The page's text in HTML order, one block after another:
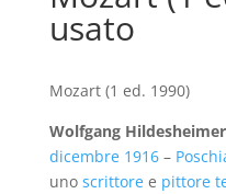
usato
Mozart (1 ed. 1990)
Wolfgang Hildesheimer
dicembre 1916–
uno scrittoree pittore